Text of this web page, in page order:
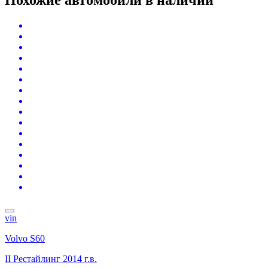
vin
Volvo S60
II Рестайлинг 2014 г.в.